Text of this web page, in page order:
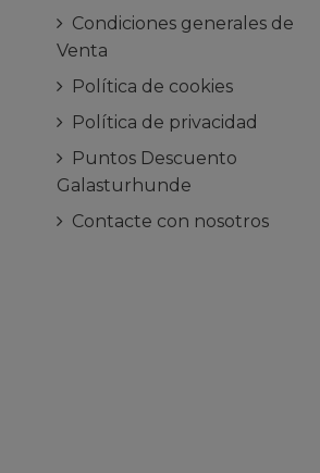
Condiciones generales de
Venta
Política de cookies
Política de privacidad
Puntos Descuento
Galasturhunde
Contacte con nosotros